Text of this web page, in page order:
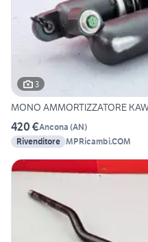
3
MONO AMMORTIZZATORE
420 €Ancona (AN)
Rivenditore MPRicambi.COM